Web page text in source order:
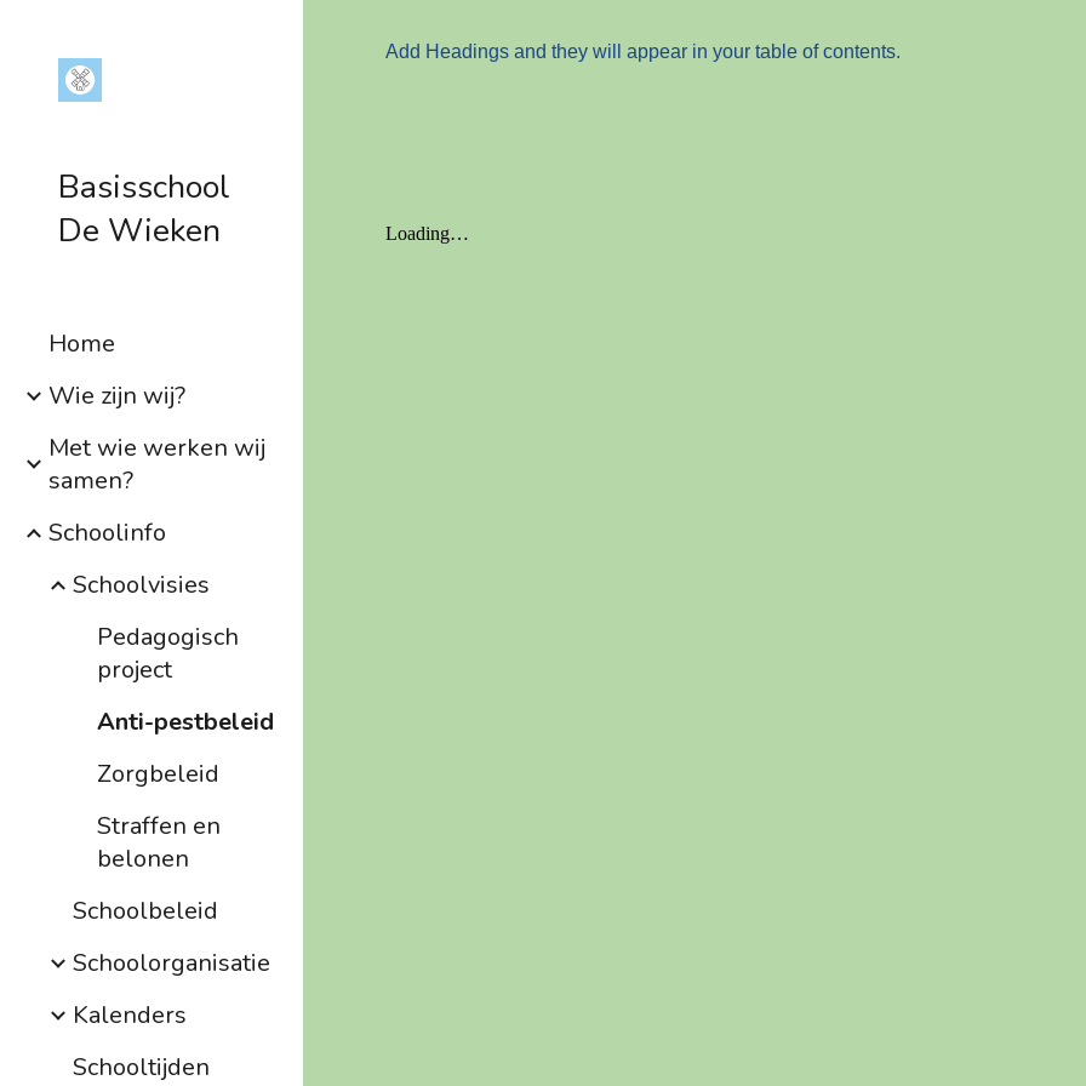
Skip to main content
Basisschool
De Wieken
Home
Wie zijn wij?
Met wie werken wij
samen?
Schoolinfo
Schoolvisies
Pedagogisch
project
Anti-pestbeleid
Zorgbeleid
Straffen en
belonen
Schoolbeleid
Schoolorganisatie
Kalenders
Schooltijden
Add Headings and they will appear in your table of contents.